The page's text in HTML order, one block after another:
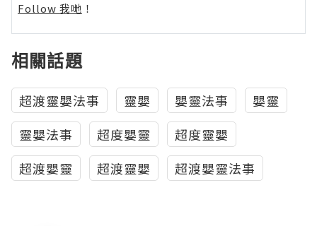
Follow 我哋 ！
相關話題
超渡靈嬰法事 靈嬰 嬰靈法事
嬰靈
靈嬰法事
超度嬰靈
超度靈嬰
超渡嬰靈
超渡靈嬰 超渡嬰靈法事